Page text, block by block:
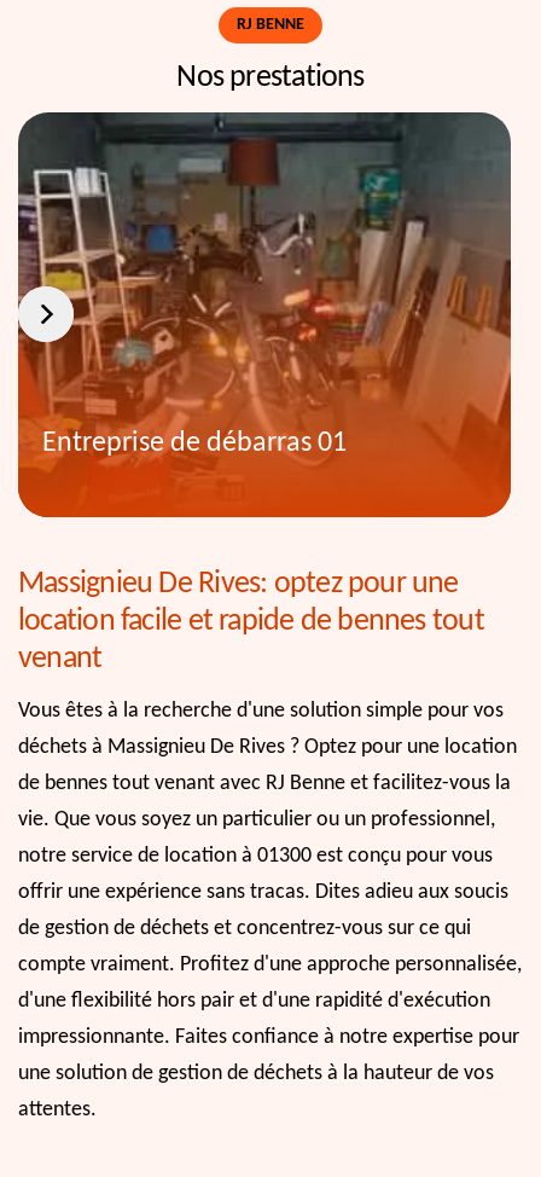
RJ BENNE
Nos prestations
Entreprise de débarras 01
Massignieu De Rives: optez pour une
location facile et rapide de bennes tout
venant
Vous êtes à la recherche d'une solution simple pour vos
déchets à Massignieu De Rives ? Optez pour une location
de bennes tout venant avec RJ Benne et facilitez-vous la
vie. Que vous soyez un particulier ou un professionnel,
notre service de location à 01300 est conçu pour vous
offrir une expérience sans tracas. Dites adieu aux soucis
de gestion de déchets et concentrez-vous sur ce qui
compte vraiment. Profitez d'une approche personnalisée,
d'une flexibilité hors pair et d'une rapidité d'exécution
impressionnante. Faites confiance à notre expertise pour
une solution de gestion de déchets à la hauteur de vos
attentes.